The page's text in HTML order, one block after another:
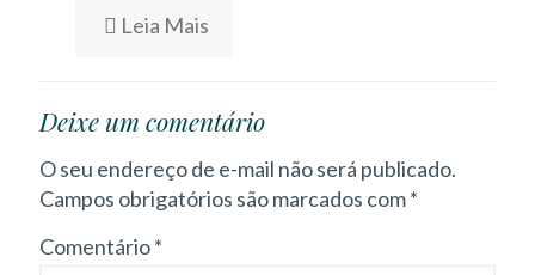
Leia Mais
Deixe um comentário
O seu endereço de e-mail não será publicado.
Campos obrigatórios são marcados com*
Comentário*